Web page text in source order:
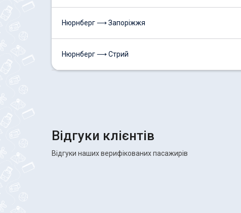
Нюрнберг ⟶ Запоріжжя
Нюрнберг ⟶ Стрий
Відгуки клієнтів
Відгуки наших верифікованих пасажирів